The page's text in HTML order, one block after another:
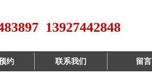
约 联系我们 留言
13927442848